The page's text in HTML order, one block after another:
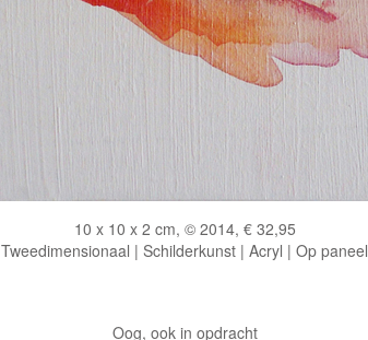
10 x 10 x 2 cm, © 2014, € 32,95
Tweedimensionaal | Schilderkunst | Acryl | Op paneel
Oog, ook in opdracht